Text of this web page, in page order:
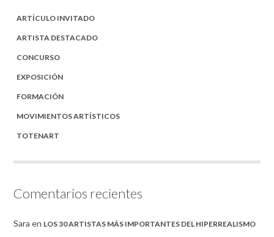
ARTÍCULO INVITADO
ARTISTA DESTACADO
CONCURSO
EXPOSICIÓN
FORMACIÓN
MOVIMIENTOS ARTÍSTICOS
TOTENART
Comentarios recientes
Sara en LOS 30 ARTISTAS MÁS IMPORTANTES DEL HIPERREALISMO